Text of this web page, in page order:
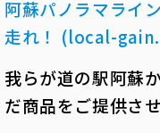
阿蘇パノラマライ
走れ！ (local-
我らが道の駅阿蘇
だ商品をご提供さ